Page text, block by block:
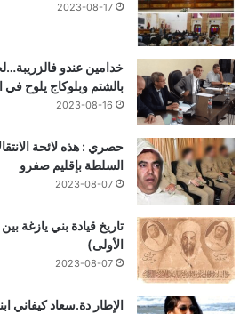
2023-08-17
خدامين عندو
بالشتم وبلوكاج يلوح في
2023-08-16
حصري : هذه لائحة
السلطة بإقليم صفرو
2023-08-07
تاريخ قيادة بني يازغة
الأولى)
2023-08-07
الإطار دة.سعاد كيفاني